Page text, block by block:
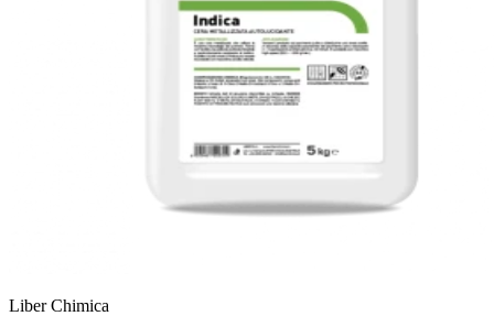
Liber Chimica